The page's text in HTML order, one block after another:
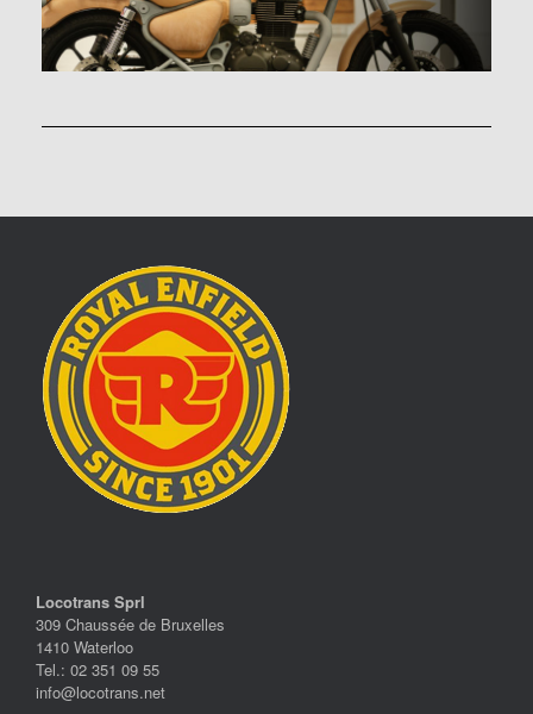
Locotrans Sprl
309 Chaussée de Bruxelles
1410 Waterloo
Tel.: 02 351 09 55
info@locotrans.net